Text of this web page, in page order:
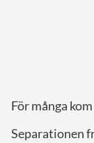
För många
Separationen